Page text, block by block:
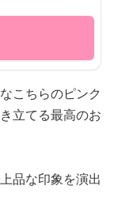
こちらのピンク
立てる最高のお
品な印象を演出